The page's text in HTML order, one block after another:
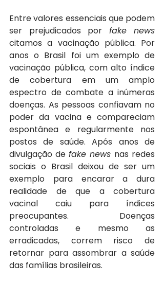
Entre valores essenciais que podem
ser prejudicados por
citamos a vacinação pública. Por
anos o Brasil foi um exemplo de
vacinação pública, com alto índice
de cobertura em um amplo
espectro de combate a inúmeras
doenças. As pessoas confiavam no
poder da vacina e compareciam
espontânea e regularmente nos
postos de saúde. Após anos de
divulgação de fake news nas redes
sociais o Brasil deixou de ser um
exemplo para encarar a dura
realidade de que a cobertura
vacinal caiu para índices
preocupantes. Doenças
controladas e mesmo as
erradicadas, correm risco de
retornar para assombrar a saúde
das famílias brasileiras.